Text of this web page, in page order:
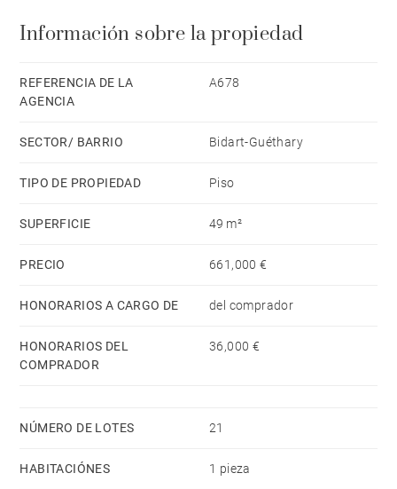
Información sobre la propiedad
REFERENCIA DE LA
AGENCIA
A678
SECTOR/ BARRIO Bidart-Guéthary
TIPO DE PROPIEDAD Piso
SUPERFICIE 49 m²
PRECIO 661,000 €
HONORARIOS A CARGO DE del comprador
HONORARIOS DEL
COMPRADOR
36,000 €
NÚMERO DE LOTES 21
HABITACIÓNES 1 pieza